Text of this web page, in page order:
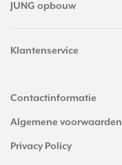
JUNG opbouw
Klantenservice
Contactinformatie
Algemene voorwaarden
Privacy Policy